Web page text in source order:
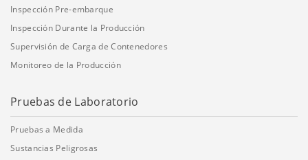
Inspección Pre-embarque
Inspección Durante la Producción
Supervisión de Carga de Contenedores
Monitoreo de la Producción
Pruebas de Laboratorio
Pruebas a Medida
Sustancias Peligrosas